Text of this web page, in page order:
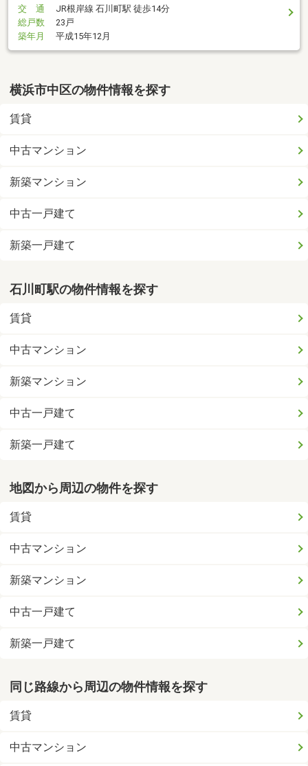
交 通
JR根岸線 石川町駅 徒歩14分
総戸数
23戸
築年月
平成15年12月
横浜市中区の物件情報を探す
賃貸
中古マンション
新築マンション
中古一戸建て
新築一戸建て
石川町駅の物件情報を探す
賃貸
中古マンション
新築マンション
中古一戸建て
新築一戸建て
地図から周辺の物件を探す
賃貸
中古マンション
新築マンション
中古一戸建て
新築一戸建て
同じ路線から周辺の物件情報を探す
賃貸
中古マンション